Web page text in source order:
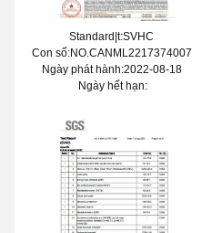
Standard|t:SVHC
Con số:NO.CANML2217374007
Ngày phát hành:2022-08-18
Ngày hết hạn: